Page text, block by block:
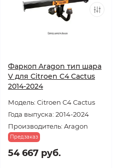
Фаркоп Aragon тип шара
V для Citroen C4 Cactus
2014-2024
Модель: Citroen C4 Cactus
Года выпуска: 2014-2024
Производитель: Aragon
Предзаказ
54 667 руб.